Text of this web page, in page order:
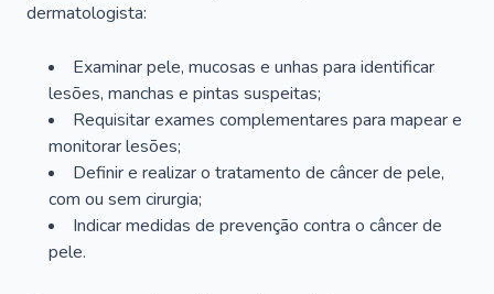
dermatologista:
Examinar pele, mucosas e unhas para identificar
lesões, manchas e pintas suspeitas;
Requisitar exames complementares para mapear e
monitorar lesões;
Definir e realizar o tratamento de câncer de pele,
com ou sem cirurgia;
Indicar medidas de prevenção contra o câncer de
pele.